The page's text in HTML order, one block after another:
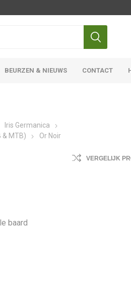
BEURZEN & NIEUWS CONTACT
Iris Germanica
& MTB)
Or Noir
VERGELIJK
baard